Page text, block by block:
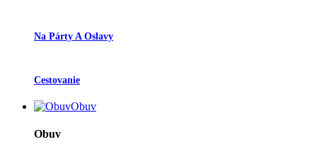
Na Párty A Oslavy
Cestovanie
Obuv
Obuv